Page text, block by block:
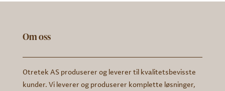
Om oss
Otretek AS produserer og leverer til kvalitetsbevisste
kunder. Vi leverer og produserer komplette løsninger,